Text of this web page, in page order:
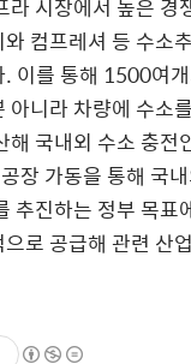
라 시장에서 높은 경
컴프레셔 등 수소
이를 통해 1500여
아니라 차량에 수소
해 국내외 수소 충
장 가동을 통해 국
추진하는 정부 목
로 공급해 관련 산